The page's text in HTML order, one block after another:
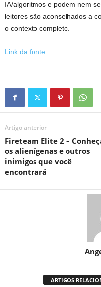
IA/algoritmos e podem nem
leitores são aconselhados a
o contexto completo.
Link da fonte
Artigo anterior
Fireteam Elite 2 –
os alienígenas e outros
inimigos que você
encontrará
ARTIGOS